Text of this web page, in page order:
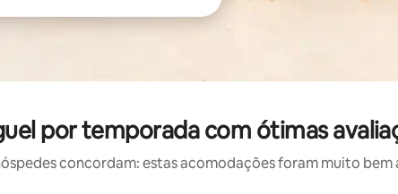
por temporada com ótimas
concordam: estas acomodações foram muito